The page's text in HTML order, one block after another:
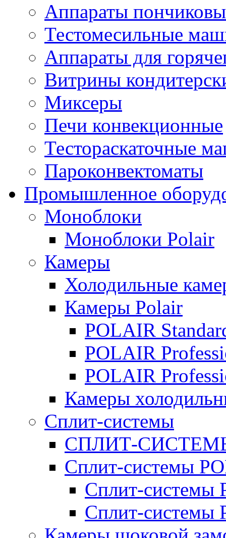
Аппараты
Тестомесильные
Аппараты для
Витрины
Миксеры
Печи конвекционные
Тестораскаточные
Пароконвектоматы
Промышленное
Моноблоки
Моноблоки Polair
Камеры
Холодильные
Камеры Polair
POLAIR
POLAIR
POLAIR
Камеры
Сплит-системы
СПЛИТ-
Сплит-системы
Сплит-системы
Сплит-системы